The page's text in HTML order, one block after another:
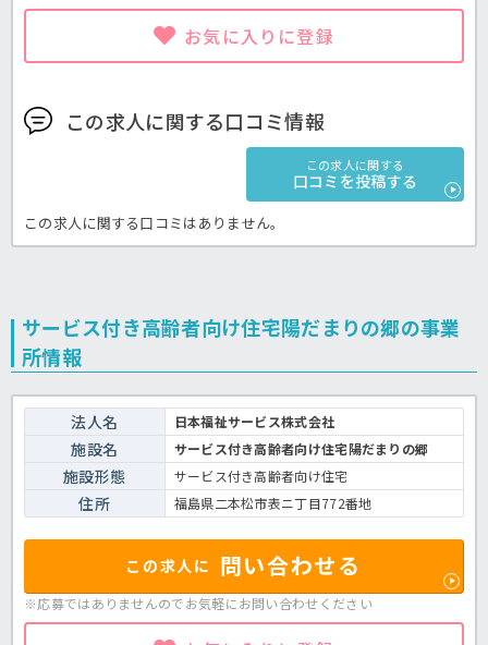
お気に入りに登録
この求人に関する口コミ情報
この求人に関する
口コミを投稿する
この求人に関する口コミはありません。
サービス付き高齢者向け住宅陽だまりの郷の事業
所情報
法人名 日本福祉サービス株式会社
施設名 サービス付き高齢者向け住宅陽だまりの郷
施設形態 サービス付き高齢者向け住宅
住所 福島県二本松市表ニ丁目772番地
この求人に 問い合わせる
※応募ではありませんのでお気軽にお問い合わせください